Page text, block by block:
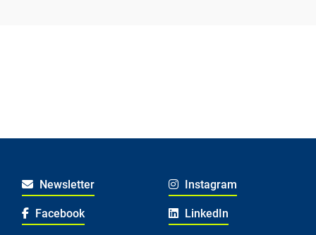
Newsletter Instagram
Facebook LinkedIn